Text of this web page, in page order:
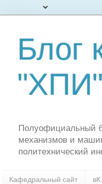
Полуофициальный
механизмов и
политехнический
Кафедральный сайт вК